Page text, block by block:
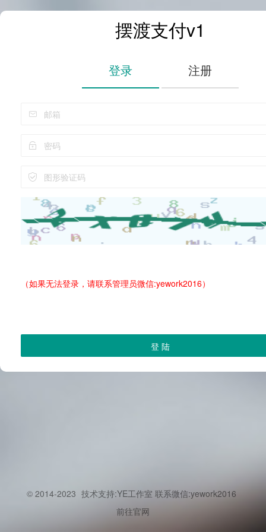
摆渡支付v1
登录 注册
（如果无法登录，请联系管理员微信:yework2016）
登 陆
© 2014-2023 技术支持:YE工作室 联系微信:yework2016
前往官网